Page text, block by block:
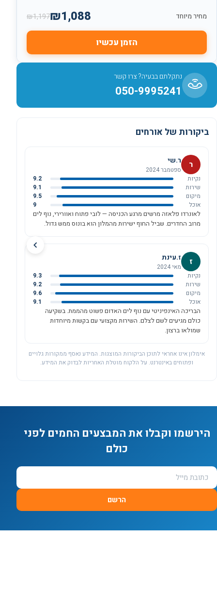
ביקורות של אורחים
ר ר.שי
ספטמבר 2024
נקיות
9.2
שירות
9.1
מיקום
9.5
אוכל
9
לאונרדו פלאזה מרשים מרגע הכניסה — לובי פתוח ואוורירי, נוף לים
מרוב החדרים. שביל החוף ישירות מהמלון הוא בונוס ממש גדול.
ז ז.עינת
מאי 2024
נקיות
9.3
שירות
9.2
מיקום
9.6
אוכל
9.1
הבריכה האינפיניטי עם נוף לים האדום פשוט מהממת. בשקיעה
כולם מגיעים לשם לצלם. השירות מקצועי עם בקשות מיוחדות
שמולאו ברצון.
אימלון אינו אחראי לתוכן הביקורות המוצגות. המידע נאסף ממקורות גלויים
ופתוחים באינטרנט. על הלקוח מוטלת האחריות לבדוק את המידע.
מחיר מיוחד ₪1,088
₪1,197
הזמן עכשיו
נתקלתם בבעיה? צרו קשר
050-9995241
הירשמו וקבלו את המבצעים החמים לפני
כולם
הרשם